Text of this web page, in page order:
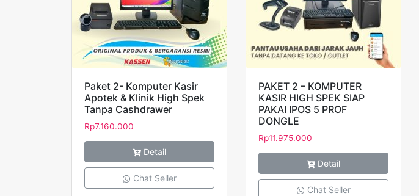
Paket 2- Komputer Kasir
Apotek & Klinik High Spek
Tanpa Cashdrawer
Rp7.160.000
Detail
Chat Seller
PAKET 2 – KOMPUTER
KASIR HIGH SPEK SIAP
PAKAI IPOS 5 PROF
DONGLE
Rp11.975.000
Detail
Chat Seller